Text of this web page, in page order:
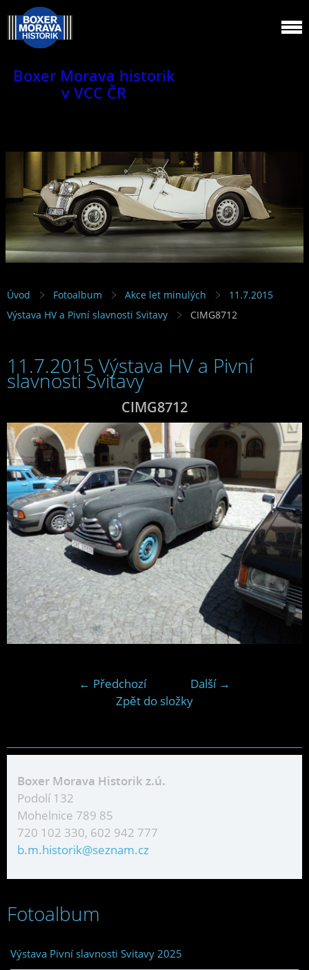
Boxer Morava historik
v VCC ČR
Jsme klub veteránů.
Úvod Fotoalbum Akce let minulých
11.7.2015
Výstava HV a Pivní slavnosti Svitavy
CIMG8712
11.7.2015 Výstava HV a Pivní
slavnosti Svitavy
CIMG8712
← Předchozí
Další →
Zpět do složky
Boxer Morava Historik z.ú.
Podolí 132
Mohelnice 789 85
720 102 330, 602 942 777
b.m.historik@seznam.cz
Fotoalbum
Výstava Pivní slavnosti Svitavy 2025